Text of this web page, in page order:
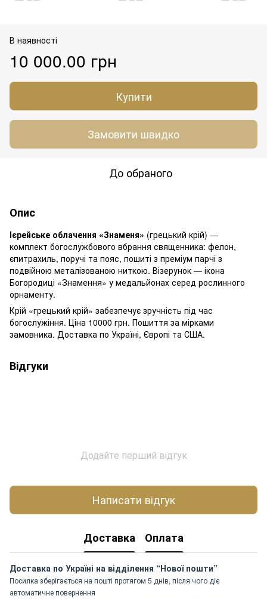
В наявності
10 000.00 грн
Купити
Замовити швидко
До обраного
Опис
Ієрейське облачення «Знаменя» (грецький крій) —
комплект богослужбового вбрання священника: фелон,
єпитрахиль, поручі та пояс, пошиті з преміум парчі з
подвійною металізованою ниткою. Візерунок — ікона
Богородиці «Знамення» у медальйонах серед рослинного
орнаменту.
Крій «грецький крій» забезпечує зручність під час
богослужіння. Ціна 10000 грн. Пошиття за мірками
замовника. Доставка по Україні, Європі та США.
Відгуки
Додайте перший відгук
Написати відгук
Доставка Оплата
Доставка по Україні на відділення “Нової пошти”
Посилка зберігається на пошті протягом 5 днів, після чого діє
автоматичне повернення